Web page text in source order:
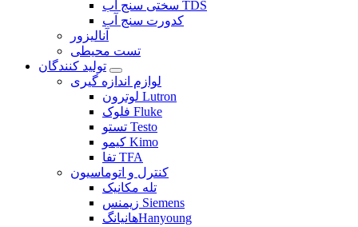
سختی سنج آب TDS
کدورت سنج آب
آنالیزور
تست محیطی
تولید کنندگان
لوازم اندازه گیری
لوترون Lutron
فلوک Fluke
تستو Testo
کیمو Kimo
تفا TFA
کنترل و اتوماسیون
تله مکانیک
زیمنس Siemens
هانیانگHanyoung